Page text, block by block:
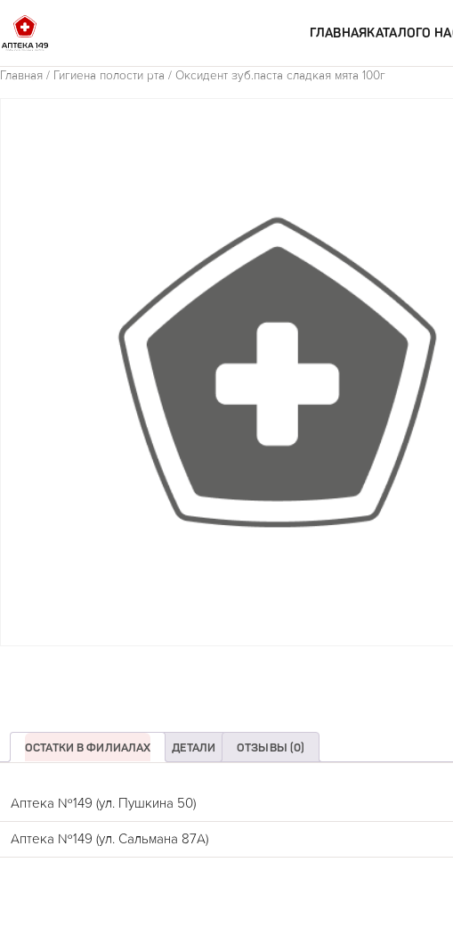
ГЛАВНАЯКАТАЛОГО
Главная / Гигиена полости рта / Оксидент зуб.паста сладкая мята 100г
ОСТАТКИ В ФИЛИАЛАХ ДЕТАЛИ ОТЗЫВЫ (0)
Аптека №149 (ул. Пушкина 50)
Аптека №149 (ул. Сальмана 87А)